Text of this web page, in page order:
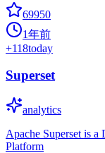
69950
1年前
+118today
Superset
analytics
Apache Superset is
Platform